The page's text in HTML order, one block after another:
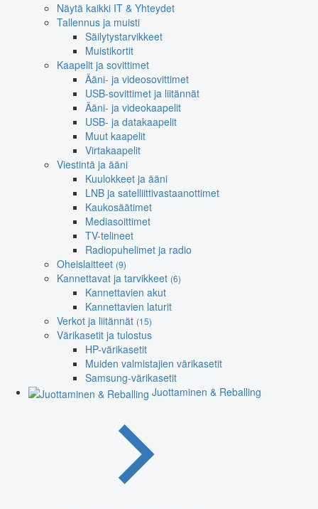
Näytä kaikki IT & Yhteydet
Tallennus ja muisti
Säilytystarvikkeet
Muistikortit
Kaapelit ja sovittimet
Ääni- ja videosovittimet
USB-sovittimet ja liitännät
Ääni- ja videokaapelit
USB- ja datakaapelit
Muut kaapelit
Virtakaapelit
Viestintä ja ääni
Kuulokkeet ja ääni
LNB ja satelliittivastaanottimet
Kaukosäätimet
Mediasoittimet
TV-telineet
Radiopuhelimet ja radio
Oheislaitteet (9)
Kannettavat ja tarvikkeet (6)
Kannettavien akut
Kannettavien laturit
Verkot ja liitännät (15)
Värikasetit ja tulostus
HP-värikasetit
Muiden valmistajien värikasetit
Samsung-värikasetit
Juottaminen & Reballing